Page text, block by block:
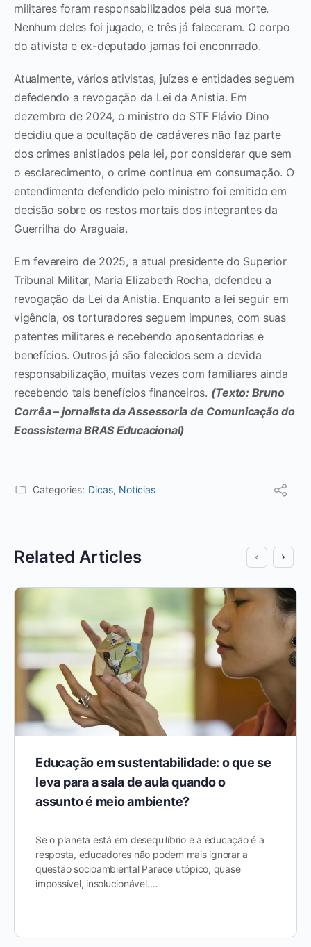
militares foram responsabilizados pela sua morte.
Nenhum deles foi jugado, e três já faleceram. O corpo
do ativista e ex-deputado jamas foi enconrrado.
Atualmente, vários ativistas, juízes e entidades seguem
defedendo a revogação da Lei da Anistia. Em
dezembro de 2024, o ministro do STF Flávio Dino
decidiu que a ocultação de cadáveres não faz parte
dos crimes anistiados pela lei, por considerar que sem
o esclarecimento, o crime continua em consumação. O
entendimento defendido pelo ministro foi emitido em
decisão sobre os restos mortais dos integrantes da
Guerrilha do Araguaia.
Em fevereiro de 2025, a atual presidente do Superior
Tribunal Militar, Maria Elizabeth Rocha, defendeu a
revogação da Lei da Anistia. Enquanto a lei seguir em
vigência, os torturadores seguem impunes, com suas
patentes militares e recebendo aposentadorias e
benefícios. Outros já são falecidos sem a devida
responsabilização, muitas vezes com familiares ainda
recebendo tais benefícios financeiros. (Texto: Bruno
Corrêa – jornalista da Assessoria de Comunicação do
Ecossistema BRAS Educacional)
Categories: Dicas, Notícias
Related Articles
Educação em sustentabilidade: o que se
leva para a sala de aula quando o
assunto é meio ambiente?
Se o planeta está em desequilíbrio e a educação é a
resposta, educadores não podem mais ignorar a
questão socioambiental Parece utópico, quase
impossível, insolucionável.…